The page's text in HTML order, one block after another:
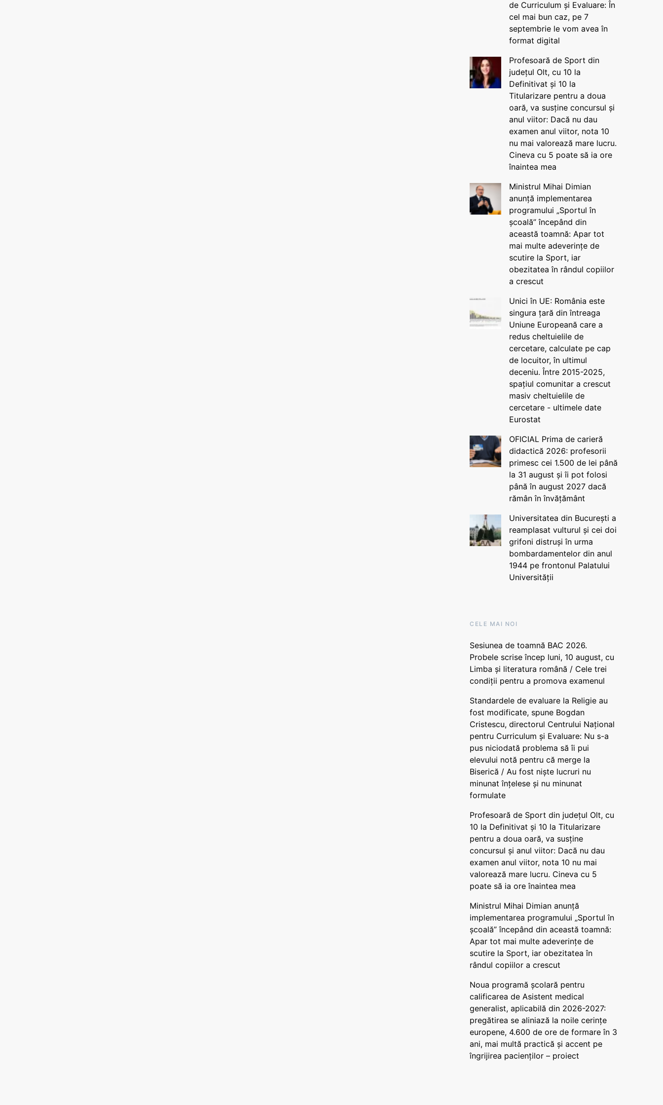
de Curriculum și Evaluare: În
cel mai bun caz, pe 7
septembrie le vom avea în
format digital
Profesoară de Sport din
județul Olt, cu 10 la
Definitivat și 10 la
Titularizare pentru a doua
oară, va susține concursul și
anul viitor: Dacă nu dau
examen anul viitor, nota 10
nu mai valorează mare lucru.
Cineva cu 5 poate să ia ore
înaintea mea
Ministrul Mihai Dimian
anunță implementarea
programului „Sportul în
școală” începând din
această toamnă: Apar tot
mai multe adeverințe de
scutire la Sport, iar
obezitatea în rândul copiilor
a crescut
Unici în UE: România este
singura țară din întreaga
Uniune Europeană care a
redus cheltuielile de
cercetare, calculate pe cap
de locuitor, în ultimul
deceniu. Între 2015-2025,
spațiul comunitar a crescut
masiv cheltuielile de
cercetare - ultimele date
Eurostat
OFICIAL Prima de carieră
didactică 2026: profesorii
primesc cei 1.500 de lei până
la 31 august și îi pot folosi
până în august 2027 dacă
rămân în învățământ
Universitatea din București a
reamplasat vulturul și cei doi
grifoni distruși în urma
bombardamentelor din anul
1944 pe frontonul Palatului
Universității
CELE MAI NOI
Sesiunea de toamnă BAC 2026.
Probele scrise încep luni, 10 august, cu
Limba și literatura română / Cele trei
condiții pentru a promova examenul
Standardele de evaluare la Religie au
fost modificate, spune Bogdan
Cristescu, directorul Centrului Național
pentru Curriculum și Evaluare: Nu s-a
pus niciodată problema să îi pui
elevului notă pentru că merge la
Biserică / Au fost niște lucruri nu
minunat înțelese și nu minunat
formulate
Profesoară de Sport din județul Olt, cu
10 la Definitivat și 10 la Titularizare
pentru a doua oară, va susține
concursul și anul viitor: Dacă nu dau
examen anul viitor, nota 10 nu mai
valorează mare lucru. Cineva cu 5
poate să ia ore înaintea mea
Ministrul Mihai Dimian anunță
implementarea programului „Sportul în
școală” începând din această toamnă:
Apar tot mai multe adeverințe de
scutire la Sport, iar obezitatea în
rândul copiilor a crescut
Noua programă școlară pentru
calificarea de Asistent medical
generalist, aplicabilă din 2026-2027:
pregătirea se aliniază la noile cerințe
europene, 4.600 de ore de formare în 3
ani, mai multă practică și accent pe
îngrijirea pacienților – proiect